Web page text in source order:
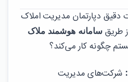
دپارتمان مدیریت املاک
سامانه هوشمند ملاک
چگونه کار می‌کند؟
شرکت‌های مدیریت